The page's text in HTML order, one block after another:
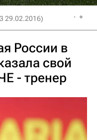
29.02.2016)
России в
свой
- тренер